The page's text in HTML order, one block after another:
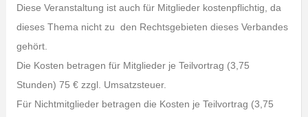
Diese Veranstaltung ist auch für Mitglieder kostenpflichtig, da
dieses Thema nicht zu den Rechtsgebieten dieses Verbandes
gehört.
Die Kosten betragen für Mitglieder je Teilvortrag (3,75
Stunden) 75 € zzgl. Umsatzsteuer.
Für Nichtmitglieder betragen die Kosten je Teilvortrag (3,75